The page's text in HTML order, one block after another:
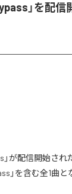
」を配信
」が配信開始さ
」を含む全1曲と